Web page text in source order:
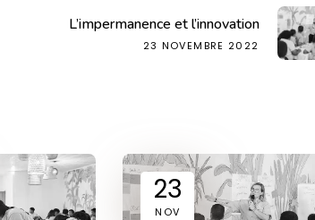
L’impermanence et l’innovation
23 NOVEMBRE 2022
23
NOV